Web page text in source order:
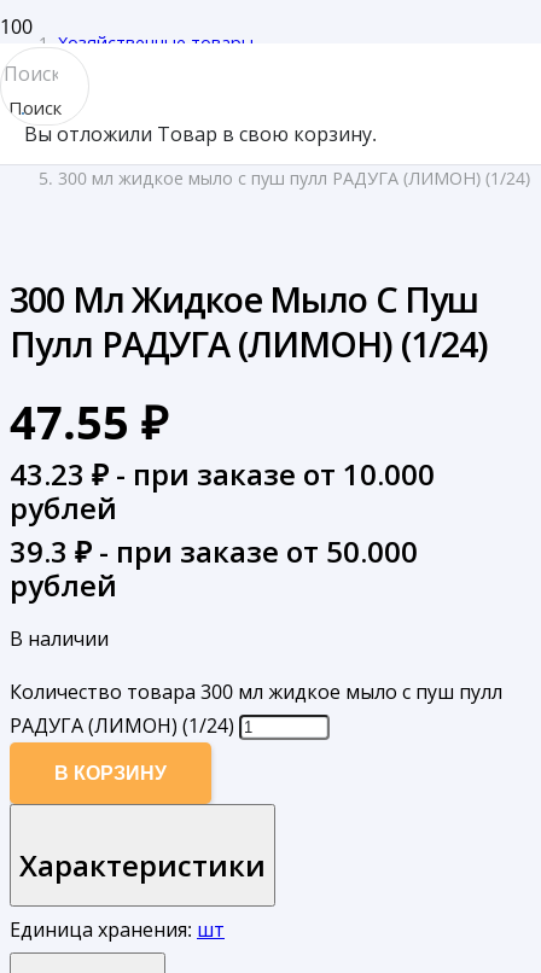
Поиск
товара
Вы отложили Товар в свою корзину.
Хозяйственные товары
Бытовая химия
/
300 мл жидкое мыло с пуш пулл РАДУГА (ЛИМОН) (1/24)
300 Мл Жидкое Мыло С Пуш
Пулл РАДУГА (ЛИМОН) (1/24)
47.55 ₽
43.23 ₽ - при заказе от 10.000
рублей
39.3 ₽ - при заказе от 50.000
рублей
В наличии
Количество товара 300 мл жидкое мыло с пуш пулл
РАДУГА (ЛИМОН) (1/24)
В КОРЗИНУ
Характеристики
Единица хранения: шт